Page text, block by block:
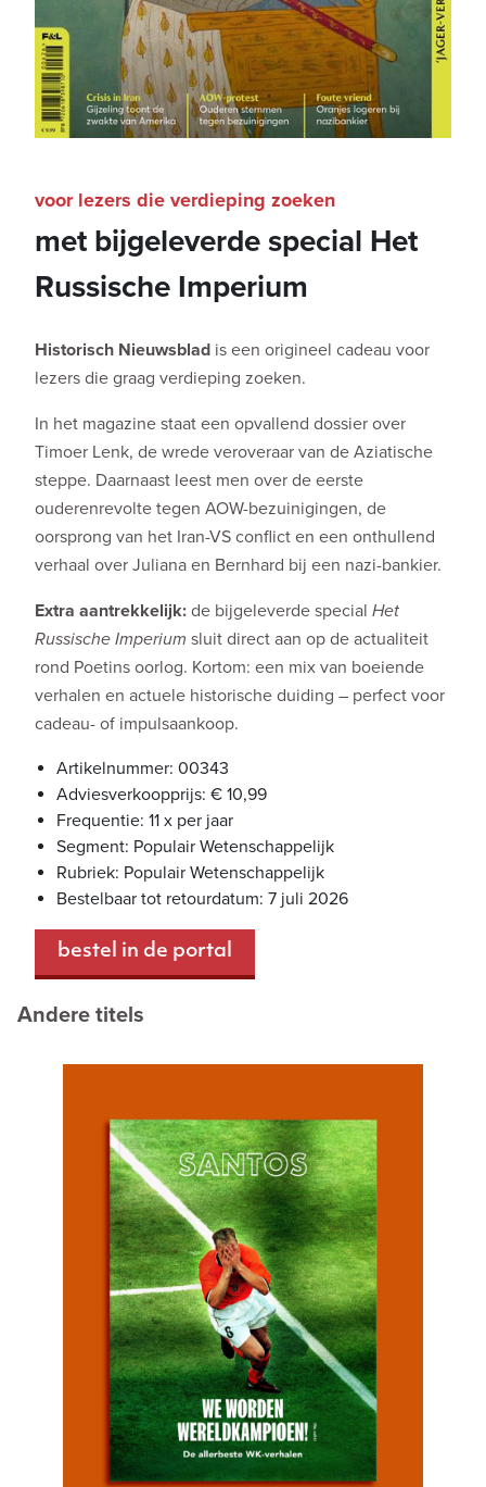
met bijgeleverde special Het
Russische Imperium
voor lezers die verdieping zoeken
Historisch Nieuwsblad is een origineel cadeau voor
lezers die graag verdieping zoeken.
In het magazine staat een opvallend dossier over
Timoer Lenk, de wrede veroveraar van de Aziatische
steppe. Daarnaast leest men over de eerste
ouderenrevolte tegen AOW-bezuinigingen, de
oorsprong van het Iran-VS conflict en een onthullend
verhaal over Juliana en Bernhard bij een nazi-bankier.
Extra aantrekkelijk: de bijgeleverde special Het
Russische Imperium sluit direct aan op de actualiteit
rond Poetins oorlog. Kortom: een mix van boeiende
verhalen en actuele historische duiding – perfect voor
cadeau- of impulsaankoop.
Artikelnummer: 00343
Adviesverkoopprijs: € 10,99
Frequentie: 11 x per jaar
Segment: Populair Wetenschappelijk
Rubriek: Populair Wetenschappelijk
Bestelbaar tot retourdatum: 7 juli 2026
bestel in de portal
Andere titels